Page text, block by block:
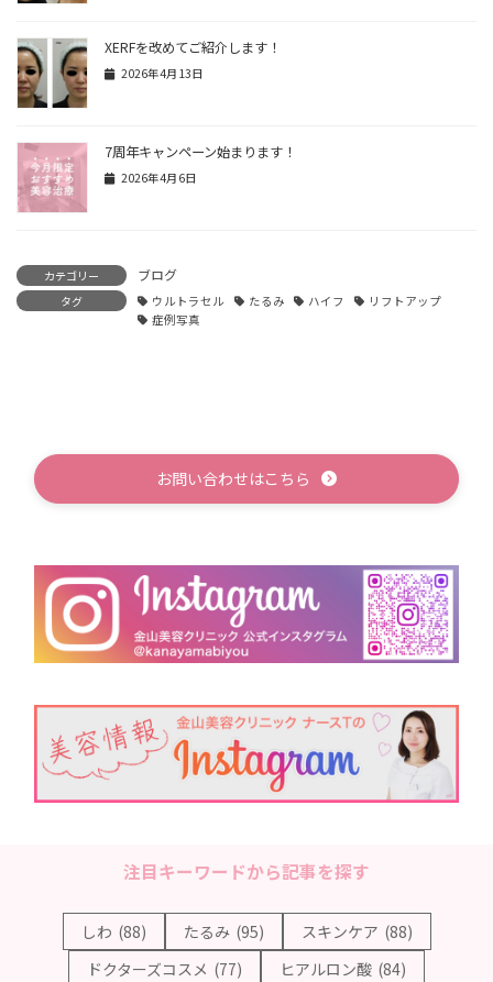
XERFを改めてご紹介します！
2026年4月13日
7周年キャンペーン始まります！
2026年4月6日
カテゴリー ブログ
タグ ウルトラセル たるみ ハイフ
リフトアップ
症例写真
お問い合わせはこちら
注目キーワードから記事を探す
しわ (88) たるみ (95) スキンケア (88)
ドクターズコスメ (77) ヒアルロン酸 (84)